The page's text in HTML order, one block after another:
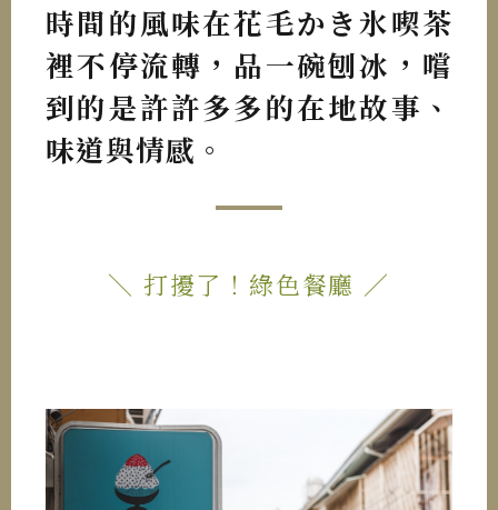
時間的風味在花毛かき氷喫茶
裡不停流轉，品一碗刨冰，嚐
到的是許許多多的在地故事、
味道與情感。
＼ 打擾了！綠色餐廳 ／